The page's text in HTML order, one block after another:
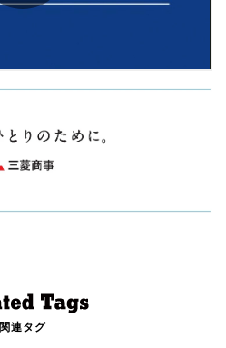
関連タグ